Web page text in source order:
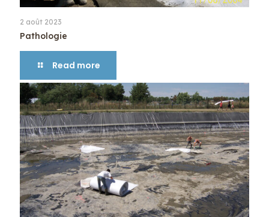
2 août 2023
Pathologie
Read more